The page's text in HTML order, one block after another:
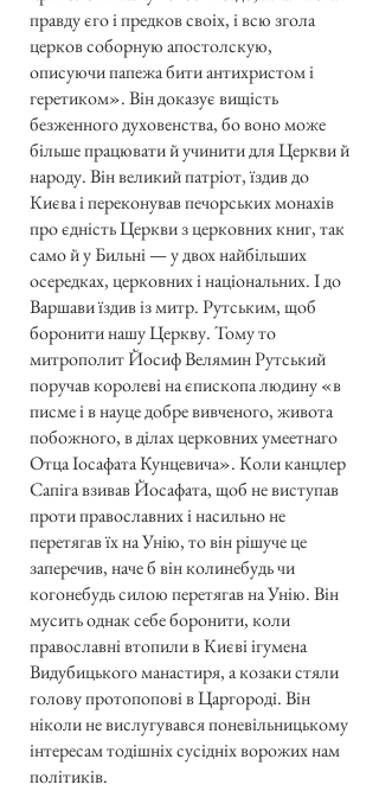
правду єго і предков своіх, і всю згола
церков соборную апостолскую,
описуючи папежа бити антихристом і
геретиком». Він доказує вищість
безженного духовенства, бо воно може
більше працювати й учинити для Церкви й
народу. Він великий патріот, їздив до
Києва і переконував печорських монахів
про єдність Церкви з церковних книг, так
само й у Бильні — у двох найбільших
осередках, церковних і національних. І до
Варшави їздив із митр. Рутським, щоб
боронити нашу Церкву. Тому то
митрополит Йосиф Велямин Рутський
поручав королеві на єпископа людину «в
писме і в науце добре вивченого, живота
побожного, в ділах церковних умеетнаго
Отца Іосафата Кунцевича». Коли канцлер
Сапіга взивав Йосафата, щоб не виступав
проти православних і насильно не
перетягав їх на Унію, то він рішуче це
заперечив, наче б він колинебудь чи
когонебудь силою перетягав на Унію. Він
мусить однак себе боронити, коли
православні втопили в Києві ігумена
Видубицького манастиря, а козаки стяли
голову протопопові в Царгороді. Він
ніколи не вислугувався поневільницькому
інтересам тодішніх сусідніх ворожих нам
політиків.